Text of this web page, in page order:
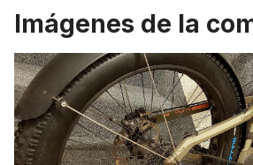
Imágenes de la